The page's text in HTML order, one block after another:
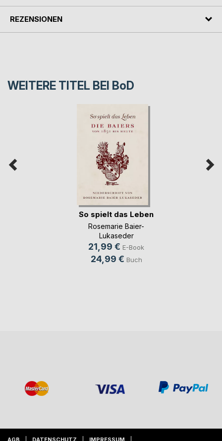
REZENSIONEN
WEITERE TITEL BEI BoD
So spielt das Leben
Rosemarie Baier-
Lukaseder
21,99 € E-Book
24,99 € Buch
AGB DATENSCHUTZ IMPRESSUM